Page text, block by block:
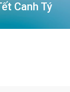
Canh Tý